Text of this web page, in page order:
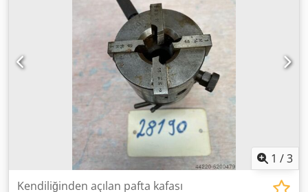
1 /3
Kendiliğinden açılan pafta kafası